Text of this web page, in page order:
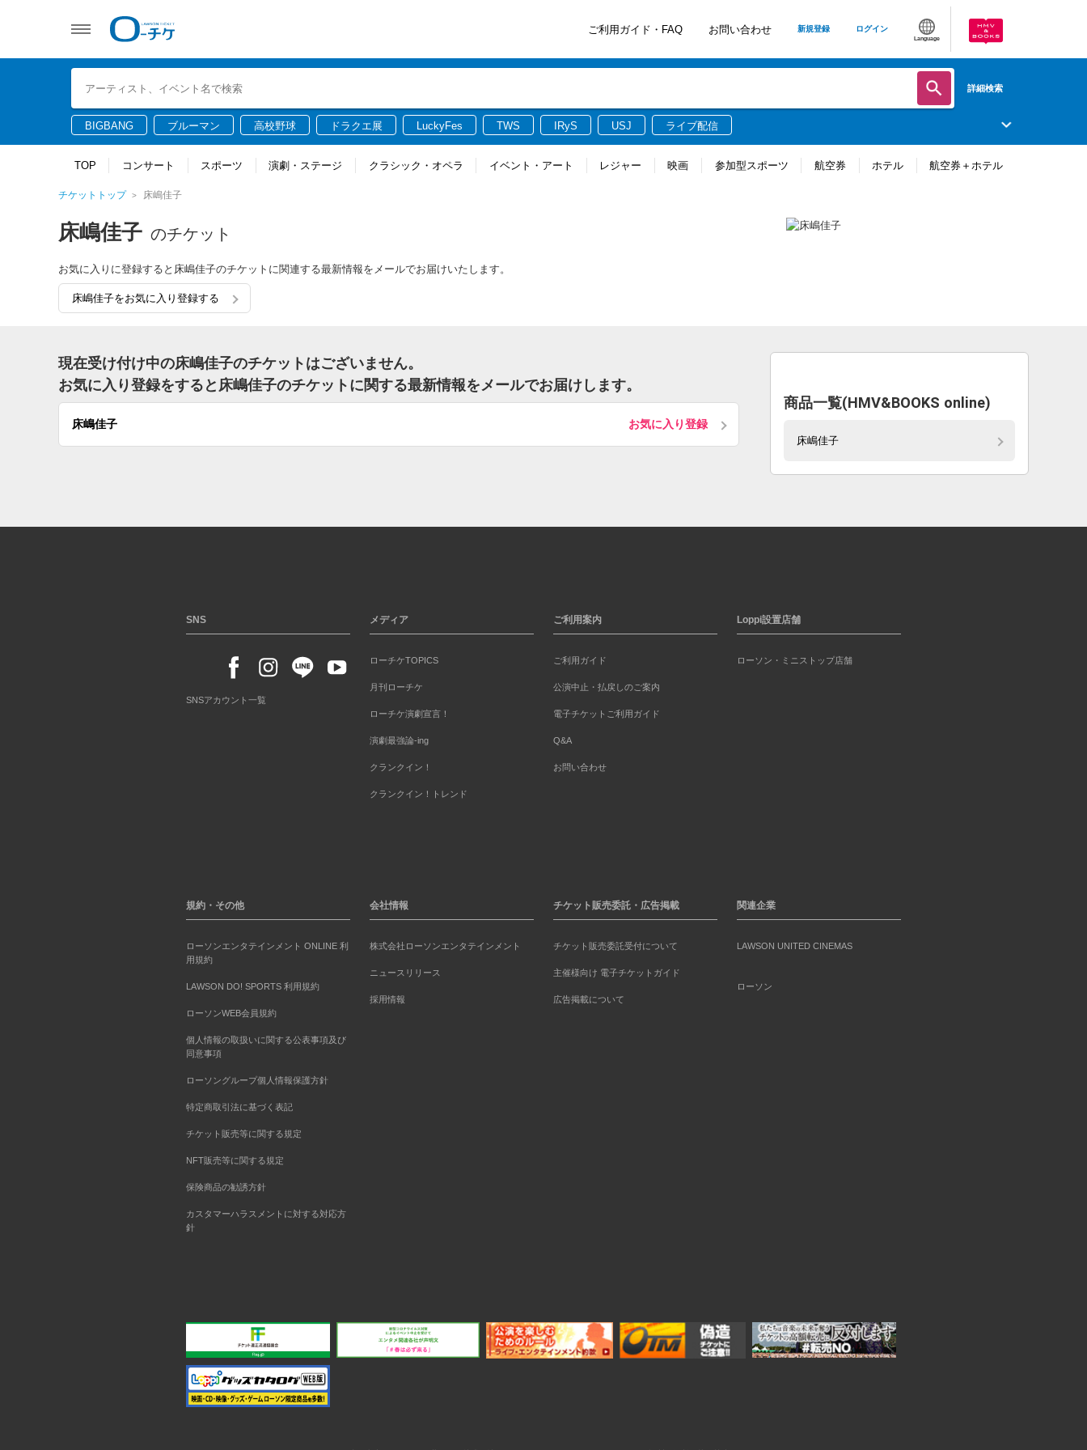
ご利用ガイド・FAQ お問い合わせ 新規登録 ログイン
Language
詳細検索
BIGBANG ブルーマン 高校野球 ドラクエ展 LuckyFes TWS IRyS USJ ライブ配信
TOP コンサート スポーツ 演劇・ステージ クラシック・オペラ イベント・アート レジャー 映画 参加型スポーツ 航空券 ホテル 航空券＋ホテル
チケットトップ 床嶋佳子
床嶋佳子 のチケット
お気に入りに登録すると床嶋佳子のチケットに関連する最新情報をメールでお届けいたします。
床嶋佳子をお気に入り登録する
現在受け付け中の床嶋佳子のチケットはございません。
お気に入り登録をすると床嶋佳子のチケットに関する最新情報をメールでお届けします。
床嶋佳子 お気に入り登録
商品一覧(HMV&BOOKS online)
床嶋佳子
SNS
SNSアカウント一覧
メディア
ローチケTOPICS
月刊ローチケ
ローチケ演劇宣言！
演劇最強論-ing
クランクイン！
クランクイン！トレンド
ご利用案内
ご利用ガイド
公演中止・払戻しのご案内
電子チケットご利用ガイド
Q&A
お問い合わせ
Loppi設置店舗
ローソン・ミニストップ店舗
規約・その他
ローソンエンタテインメント ONLINE 利
用規約
LAWSON DO! SPORTS 利用規約
ローソンWEB会員規約
個人情報の取扱いに関する公表事項及び
同意事項
ローソングループ個人情報保護方針
特定商取引法に基づく表記
チケット販売等に関する規定
NFT販売等に関する規定
保険商品の勧誘方針
カスタマーハラスメントに対する対応方
針
会社情報
株式会社ローソンエンタテインメント
ニュースリリース
採用情報
チケット販売委託・広告掲載
チケット販売委託受付について
主催様向け 電子チケットガイド
広告掲載について
関連企業
LAWSON UNITED CINEMAS
ローソン